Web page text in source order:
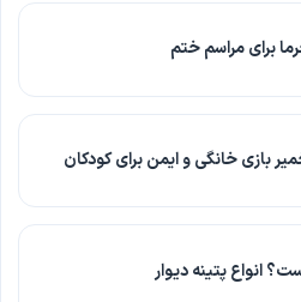
برای مراسم ختم
بازی خانگی و ایمن برای کودکان
انواع پتینه دیوار